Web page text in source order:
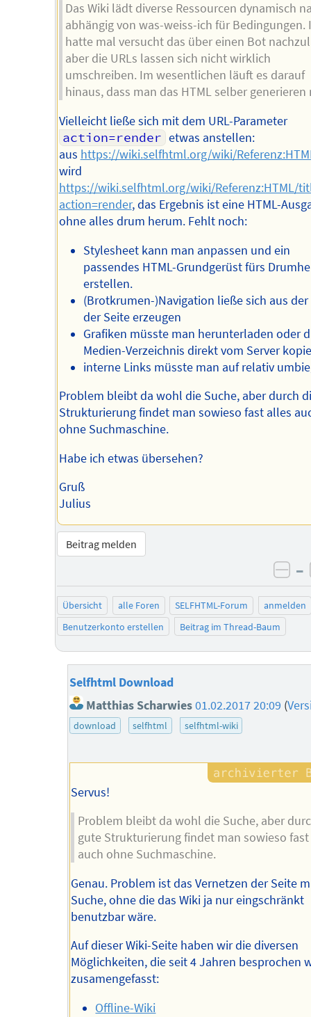
Das Wiki lädt diverse Ressourcen dynamisch
abhängig von was-weiss-ich für Bedingungen.
hatte mal versucht das über einen Bot
aber die URLs lassen sich nicht wirklich
umschreiben. Im wesentlichen läuft es darauf
hinaus, dass man das HTML selber generieren
Vielleicht ließe sich mit dem URL-Parameter
action=render etwas anstellen:
aus https://wiki.selfhtml.org/wiki/
wird
https://wiki.selfhtml.org/wiki/Referenz:HTML/
action=render, das Ergebnis ist eine HTML-
ohne alles drum herum. Fehlt noch:
Stylesheet kann man anpassen und ein
passendes HTML-Grundgerüst fürs
erstellen.
(Brotkrumen-)Navigation ließe sich aus der
der Seite erzeugen
Grafiken müsste man herunterladen oder
Medien-Verzeichnis direkt vom Server
interne Links müsste man auf relativ
Problem bleibt da wohl die Suche, aber durch
Strukturierung findet man sowieso fast alles
ohne Suchmaschine.
Habe ich etwas übersehen?
Gruß
Julius
Beitrag melden
–
Übersicht alle Foren SELFHTML-Forum
anmelden
Benutzerkonto erstellen
Beitrag im Thread-Baum
Selfhtml Download
Matthias Scharwies 01.02.2017 20:09 (
download selfhtml selfhtml-wiki
Servus!
Problem bleibt da wohl die Suche, aber
gute Strukturierung findet man sowieso
auch ohne Suchmaschine.
Genau. Problem ist das Vernetzen der Seite
Suche, ohne die das Wiki ja nur eingschränkt
benutzbar wäre.
Auf dieser Wiki-Seite haben wir die diversen
Möglichkeiten, die seit 4 Jahren besprochen
zusamengefasst:
Offline-Wiki